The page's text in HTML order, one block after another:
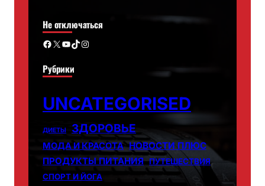
Не отключаться
Facebook X YouTube TikTok Instagram
Рубрики
UNCATEGORISED
ДИЕТЫ ЗДОРОВЬЕ
МОДА И КРАСОТА НОВОСТИ ПЛЮС
ПРОДУКТЫ ПИТАНИЯ ПУТЕШЕСТВИЯ
СПОРТ И ЙОГА